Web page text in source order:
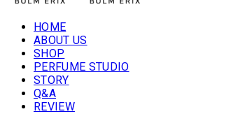
HOME
ABOUT US
SHOP
PERFUME STUDIO
STORY
Q&A
REVIEW